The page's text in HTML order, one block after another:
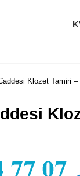
Klozet Tamiri –